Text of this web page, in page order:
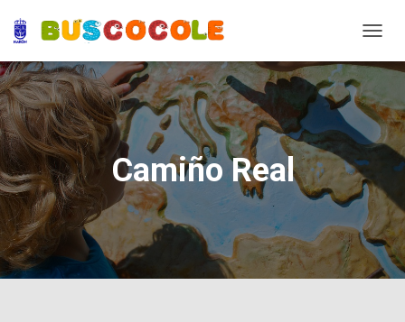
Camiño Real